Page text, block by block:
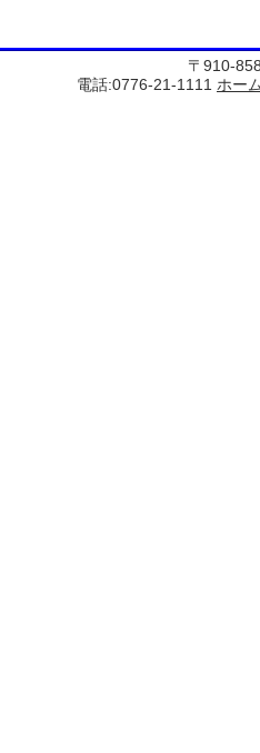
〒910-
電話:0776-21-1111 ホー